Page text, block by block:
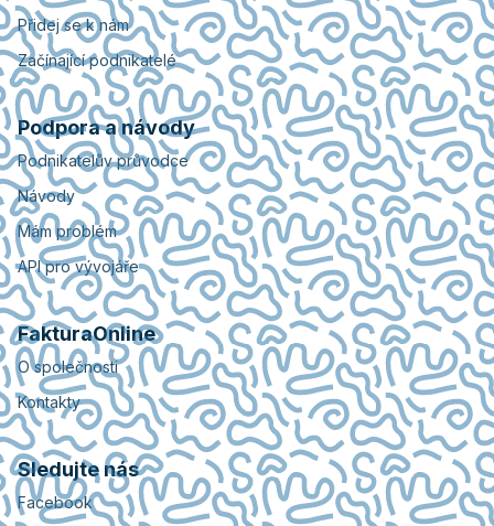
Přidej se k nám
Začínající podnikatelé
Podpora a návody
Podnikatelův průvodce
Návody
Mám problém
API pro vývojáře
FakturaOnline
O společnosti
Kontakty
Sledujte nás
Facebook